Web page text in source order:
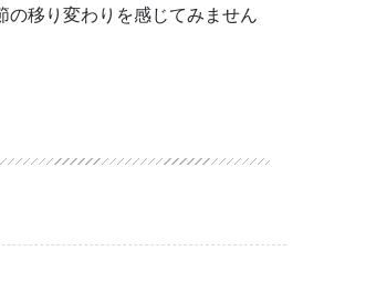
移り変わりを感じてみません